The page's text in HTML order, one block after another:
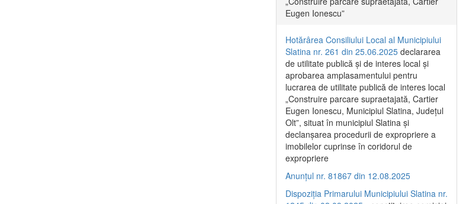
Eugen Ionescu”
Hotărârea Consiliului Local al Municipiului
Slatina nr. 261 din 25.06.2025 declararea
de utilitate publică și de interes local și
aprobarea amplasamentului pentru
lucrarea de utilitate publică de interes local
„Construire parcare supraetajată, Cartier
Eugen Ionescu, Municipiul Slatina, Județul
Olt”, situat în municipiul Slatina și
declanșarea procedurii de expropriere a
imobilelor cuprinse în coridorul de
expropriere
Anunțul nr. 81867 din 12.08.2025
Dispoziția Primarului Municipiului Slatina nr.